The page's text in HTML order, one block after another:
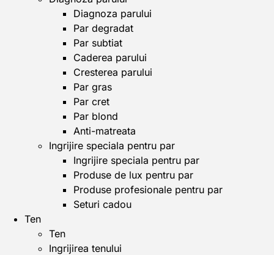
Diagnoza parului
Par degradat
Par subtiat
Caderea parului
Cresterea parului
Par gras
Par cret
Par blond
Anti-matreata
Ingrijire speciala pentru par
Ingrijire speciala pentru par
Produse de lux pentru par
Produse profesionale pentru par
Seturi cadou
Ten
Ten
Ingrijirea tenului